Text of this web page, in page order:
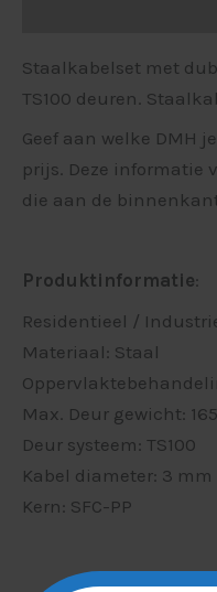
Staalkabelset met
TS100 deuren.
Geef aan welke DMH
prijs. Deze informatie
die aan de
Produktinformatie:
Residentieel /
Materiaal: Staal
Max. Deur gewicht:
Deur systeem: TS100
Kabel diameter: 3 mm
Kern: SFC-PP